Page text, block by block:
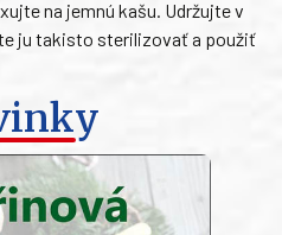
na jemnú kašu. Udržujte v
ju takisto sterilizovať a použiť